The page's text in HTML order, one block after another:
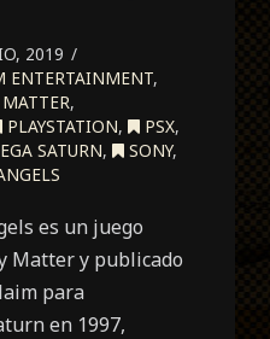
2019
ENTERTAINMENT,
MATTER,
PLAYSTATION, PSX,
SATURN, SONY,
es un juego
Matter y publicado
para
en 1997,